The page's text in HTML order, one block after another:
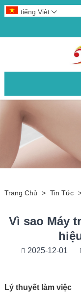
tiếng Việt 
Trang Chủ > Tin Tức
Vì sao Máy
2025-12-01
Lý thuyết làm việc